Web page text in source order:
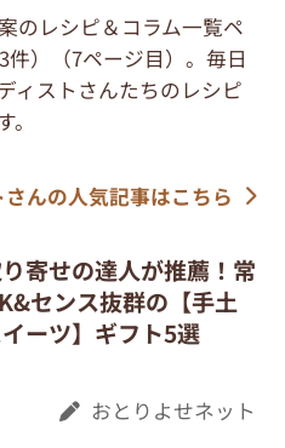
のレシピ＆コラム一覧ペ
）（7ページ目）。毎日
ィストさんたちのレシピ
んの人気記事はこちら
寄せの達人が推薦！常
センス抜群の【手土
ーツ】ギフト5選
おとりよせネット